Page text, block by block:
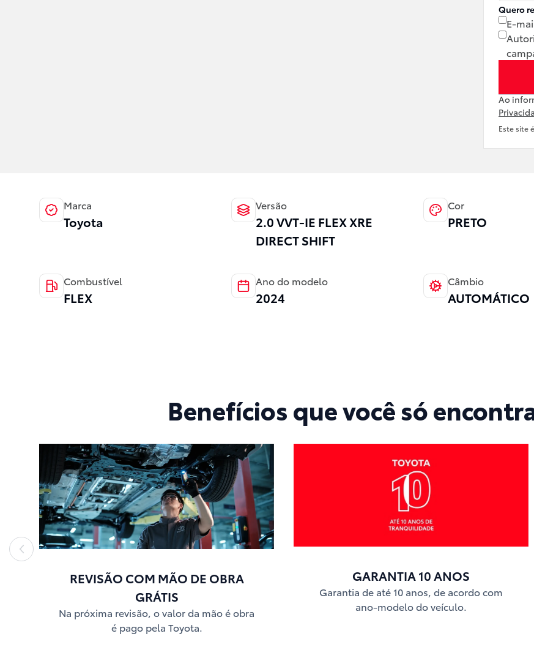
Quero
E-
Ao
Este site
Marca
Toyota
Versão
2.0 VVT-IE FLEX XRE
DIRECT SHIFT
Cor
PRETO
Combustível
FLEX
Ano do modelo
2024
Câmbio
AUTOMÁTICO
Benefícios que você só
REVISÃO COM MÃO DE OBRA
GRÁTIS
Na próxima revisão, o valor da mão é obra
é pago pela Toyota.
GARANTIA 10 ANOS
Garantia de até 10 anos, de acordo com
ano-modelo do veículo.